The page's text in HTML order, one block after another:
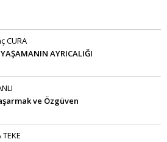
CURA
YAŞAMANIN AYRICALIĞI
ve Özgüven